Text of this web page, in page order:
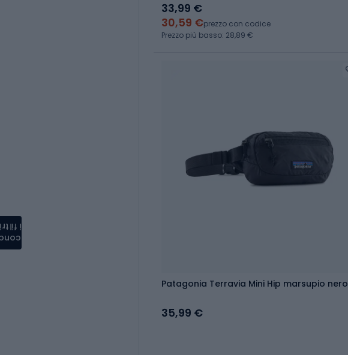
33,99 €
30,59 €prezzo con codice
Prezzo più basso: 28,89 €
Patagonia Terravia Mini Hip marsupio nero
35,99 €
i filtri